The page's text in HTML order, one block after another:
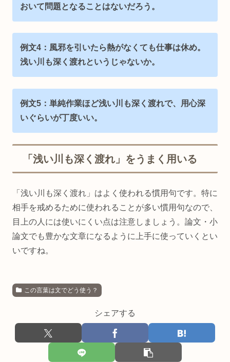
おいて問題となることはないだろう。
例文4：風邪を引いたら熱がなくても仕事は休め。
浅い川も深く渡れというじゃないか。
例文5：単純作業ほど浅い川も深く渡れで、用心深
いぐらいが丁度いい。
「浅い川も深く渡れ」をうまく用いる
「浅い川も深く渡れ」はよく使われる慣用句です。特に
相手を戒めるために使われることが多い慣用句なので、
目上の人には使いにくい点は注意しましょう。論文・小
論文でも豊かな文章になるように上手に使っていくとい
いですね。
この言葉は文でどう使う？
シェアする